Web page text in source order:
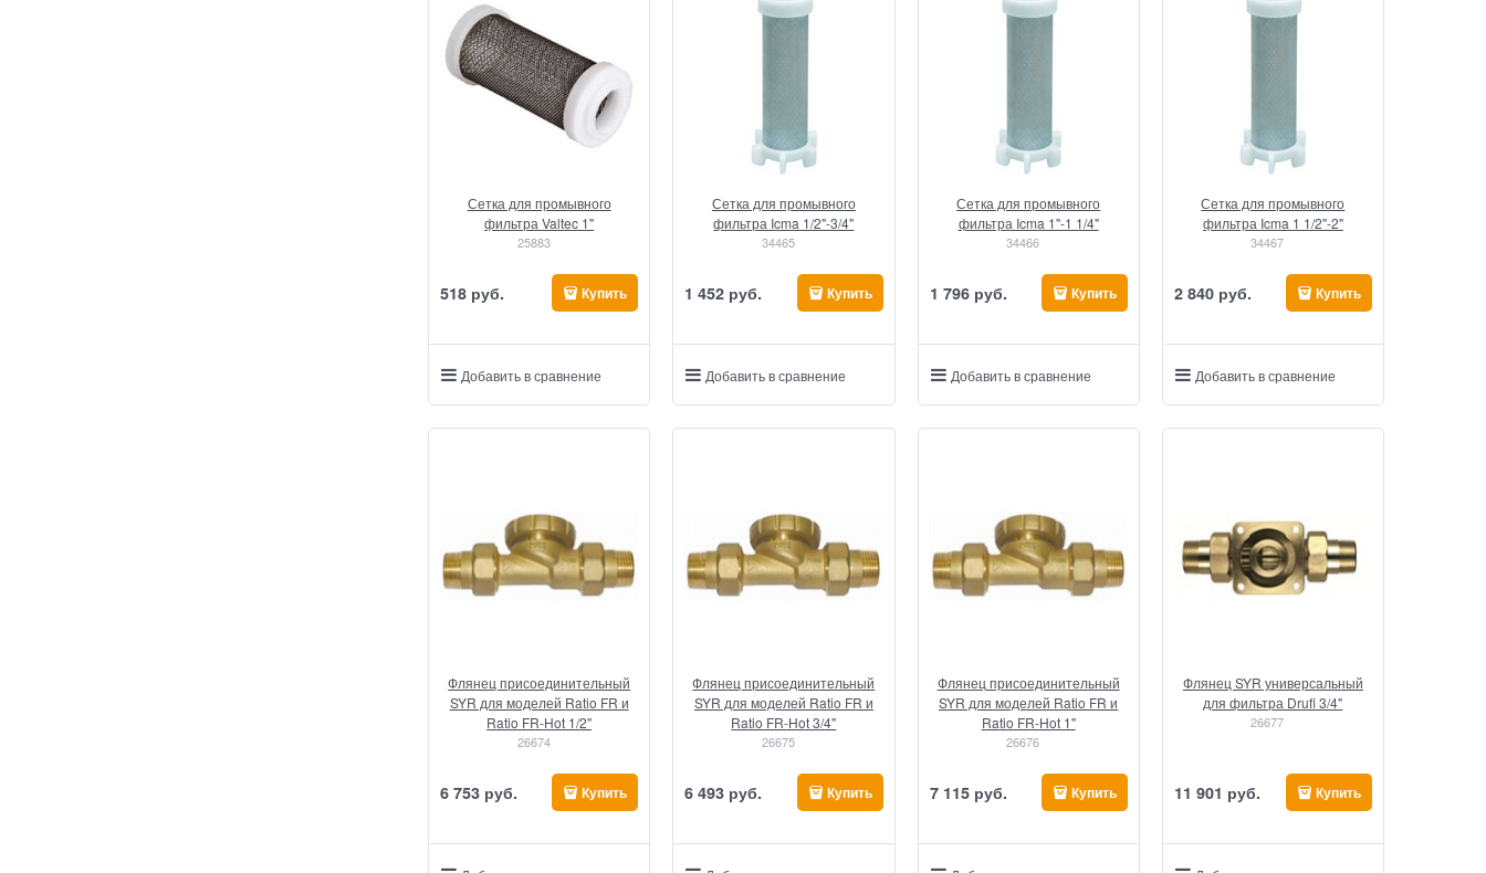
Сетка для промывного
фильтра Valtec 1"
25883
518 руб. Купить
Добавить в сравнение
Сетка для промывного
фильтра Icma 1/2"-3/4"
34465
1 452 руб. Купить
Добавить в сравнение
Сетка для промывного
фильтра Icma 1"-1 1/4"
34466
1 796 руб. Купить
Добавить в сравнение
Сетка для промывного
фильтра Icma 1 1/2"-2"
34467
2 840 руб. Купить
Добавить в сравнение
Флянец присоединительный
SYR для моделей Ratio FR и
Ratio FR-Hot 1/2"
26674
6 753 руб. Купить
Флянец присоединительный
SYR для моделей Ratio FR и
Ratio FR-Hot 3/4"
26675
6 493 руб. Купить
Флянец присоединительный
SYR для моделей Ratio FR и
Ratio FR-Hot 1"
26676
7 115 руб. Купить
Флянец SYR универсальный
для фильтра Drufi 3/4"
26677
11 901 руб. Купить